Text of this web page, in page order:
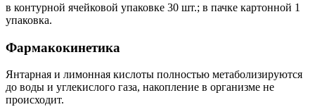
в контурной ячейковой упаковке 30 шт.; в пачке картонной 1
упаковка.
Фармакокинетика
Янтарная и лимонная кислоты полностью метаболизируются
до воды и углекислого газа, накопление в организме не
происходит.